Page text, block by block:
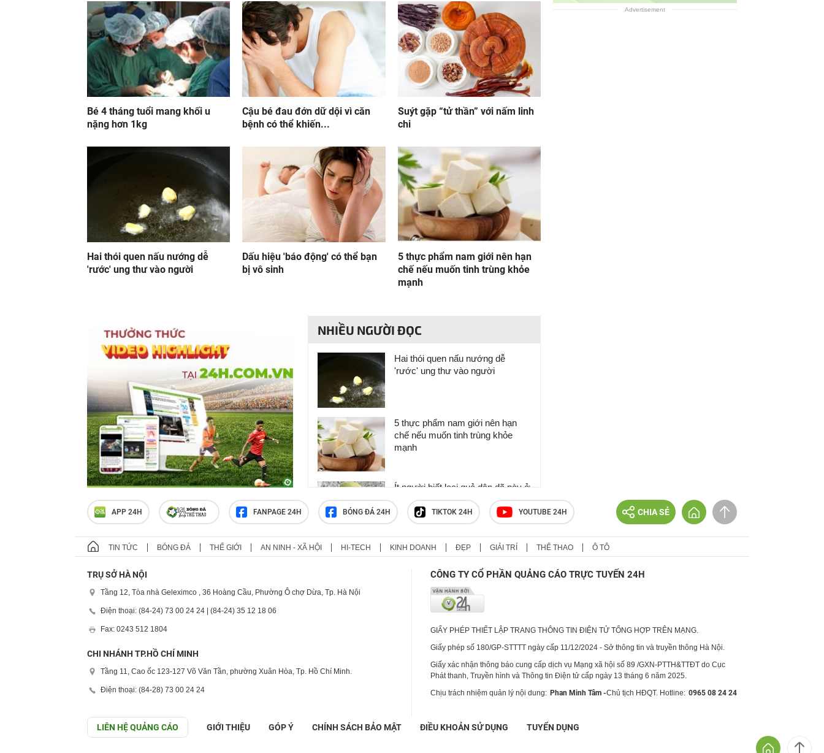
Bé 4 tháng tuổi mang khối u
nặng hơn 1kg
Cậu bé đau đớn dữ dội vì căn
bệnh có thể khiến...
Suýt gặp “tử thần” với nấm linh
chi
Hai thói quen nấu nướng dễ
'rước' ung thư vào người
Dấu hiệu 'báo động' có thể bạn
bị vô sinh
5 thực phẩm nam giới nên hạn
chế nếu muốn tinh trùng khỏe
mạnh
NHIỀU NGƯỜI ĐỌC
Hai thói quen nấu nướng dễ
'rước' ung thư vào người
5 thực phẩm nam giới nên hạn
chế nếu muốn tinh trùng khỏe
mạnh
Ít người biết loại quả dân dã này ở
Việt Nam lại mang nhiều lợi ích
cho sức khỏe
Người đàn ông suy thận mạn
người Việt nghĩ là 'càng ăn càng
Advertisement
APP 24H FANPAGE 24H BÓNG ĐÁ 24H TIKTOK 24H YOUTUBE 24H CHIA SẺ
TIN TỨC BÓNG ĐÁ THẾ GIỚI AN NINH - XÃ HỘI HI-TECH KINH DOANH ĐẸP GIẢI TRÍ THỂ THAO Ô TÔ
TRỤ SỞ HÀ NỘI
Tầng 12, Tòa nhà Geleximco , 36 Hoàng Cầu, Phường Ô chợ Dừa, Tp. Hà Nội
Điện thoại: (84-24) 73 00 24 24 | (84-24) 35 12 18 06
Fax: 0243 512 1804
CHI NHÁNH TP.HỒ CHÍ MINH
Tầng 11, Cao ốc 123-127 Võ Văn Tần, phường Xuân Hòa, Tp. Hồ Chí Minh.
Điện thoại: (84-28) 73 00 24 24
CÔNG TY CỔ PHẦN QUẢNG CÁO TRỰC TUYẾN 24H
GIẤY PHÉP THIẾT LẬP TRANG THÔNG TIN ĐIỆN TỬ TỔNG HỢP TRÊN MẠNG.
Giấy phép số 180/GP-STTTT ngày cấp 11/12/2024 - Sở thông tin và truyền thông Hà Nội.
Giấy xác nhận thông báo cung cấp dịch vụ Mạng xã hội số 89 /GXN-PTTH&TTĐT do Cục
Phát thanh, Truyền hình và Thông tin Điện tử cấp ngày 13 tháng 6 năm 2025.
Chịu trách nhiệm quản lý nội dung: Phan Minh Tâm -Chủ tịch HĐQT. Hotline: 0965 08 24 24
LIÊN HỆ QUẢNG CÁO GIỚI THIỆU GÓP Ý CHÍNH SÁCH BẢO MẬT ĐIỀU KHOẢN SỬ DỤNG TUYỂN DỤNG